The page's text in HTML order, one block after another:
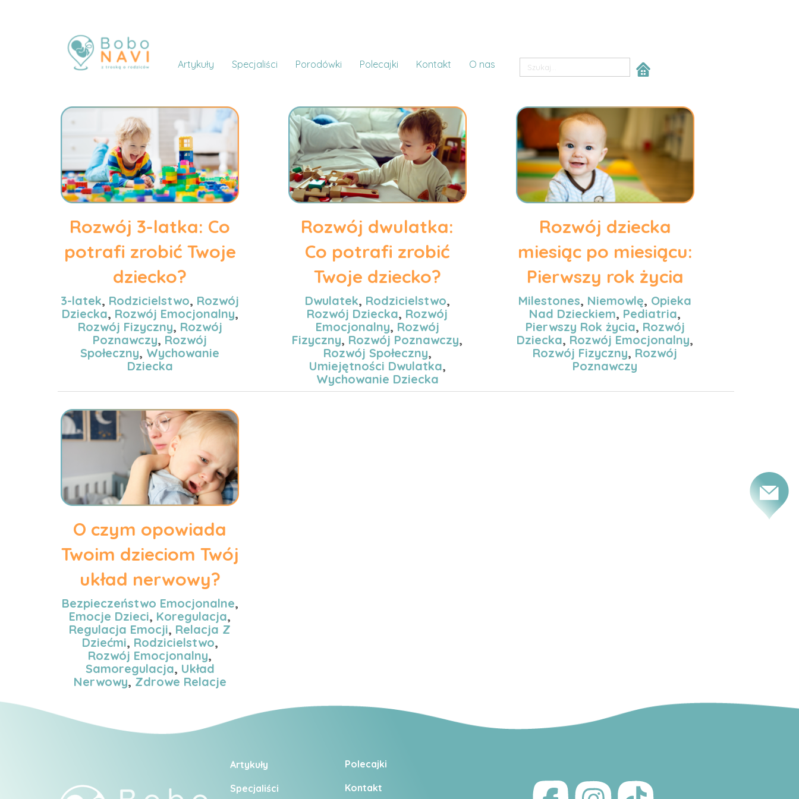
Artykuły Specjaliści Porodówki Polecajki Kontakt O nas
Rozwój 3-latka: Co
potrafi zrobić Twoje
dziecko?
3-latek, Rodzicielstwo, Rozwój
Dziecka, Rozwój Emocjonalny,
Rozwój Fizyczny, Rozwój
Poznawczy, Rozwój
Społeczny, Wychowanie
Dziecka
Rozwój dwulatka:
Co potrafi zrobić
Twoje dziecko?
Dwulatek, Rodzicielstwo,
Rozwój Dziecka, Rozwój
Emocjonalny, Rozwój
Fizyczny, Rozwój Poznawczy,
Rozwój Społeczny,
Umiejętności Dwulatka,
Wychowanie Dziecka
Rozwój dziecka
miesiąc po miesiącu:
Pierwszy rok życia
Milestones, Niemowlę, Opieka
Nad Dzieckiem, Pediatria,
Pierwszy Rok życia, Rozwój
Dziecka, Rozwój Emocjonalny,
Rozwój Fizyczny, Rozwój
Poznawczy
O czym opowiada
Twoim dzieciom Twój
układ nerwowy?
Bezpieczeństwo Emocjonalne,
Emocje Dzieci, Koregulacja,
Regulacja Emocji, Relacja Z
Dziećmi, Rodzicielstwo,
Rozwój Emocjonalny,
Samoregulacja, Układ
Nerwowy, Zdrowe Relacje
Artykuły
Specjaliści
Polecajki
Kontakt